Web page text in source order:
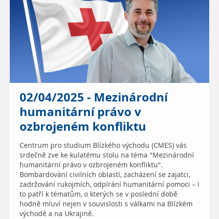
02/04/2025 - Mezinárodní
humanitární právo v
ozbrojeném konfliktu
Centrum pro studium Blízkého východu (CMES) vás
srdečně zve ke kulatému stolu na téma "Mezinárodní
humanitární právo v ozbrojeném konfliktu".
Bombardování civilních oblastí, zacházení se zajatci,
zadržování rukojmích, odpírání humanitární pomoci – i
to patří k tématům, o kterých se v poslední době
hodně mluví nejen v souvislosti s válkami na Blízkém
východě a na Ukrajině.